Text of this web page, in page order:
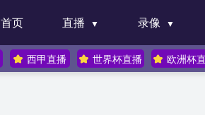
首页 直播 录像
西甲直播 世界杯直播 欧洲杯